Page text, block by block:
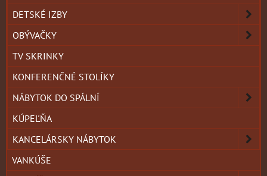
DETSKÉ IZBY
OBÝVAČKY
TV SKRINKY
KONFERENČNÉ STOLÍKY
NÁBYTOK DO SPÁLNÍ
KÚPEĽŇA
KANCELÁRSKY NÁBYTOK
VANKÚŠE